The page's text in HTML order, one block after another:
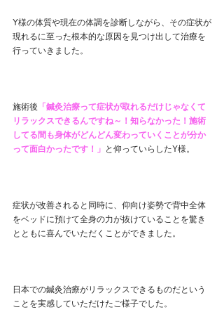
Y様の体質や現在の体調を診断しながら、その症状が
現れるに至った根本的な原因を見つけ出して治療を
行っていきました。
施術後 「鍼灸治療って症状が取れるだけじゃなくて
リラックスできるんですね～！知らなかった！施術
してる間も身体がどんどん変わっていくことが分か
って面白かったです！」 と仰っていらしたY様。
症状が改善されると同時に、仰向け姿勢で背中全体
をベッドに預けて全身の力が抜けていることを驚き
とともに喜んでいただくことができました。
日本での鍼灸治療がリラックスできるものだという
ことを実感していただけたご様子でした。